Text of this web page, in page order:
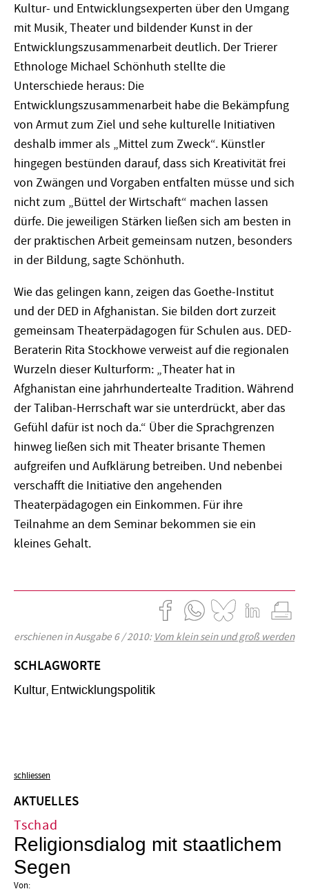
Kultur- und Entwicklungsexperten über den Umgang
mit Musik, Theater und bildender Kunst in der
Entwicklungszusammenarbeit deutlich. Der Trierer
Ethnologe Michael Schönhuth stellte die
Unterschiede heraus: Die
Entwicklungszusammenarbeit habe die Bekämpfung
von Armut zum Ziel und sehe kulturelle Initiativen
deshalb immer als „Mittel zum Zweck“. Künstler
hingegen bestünden darauf, dass sich Kreativität frei
von Zwängen und Vorgaben entfalten müsse und sich
nicht zum „Büttel der Wirtschaft“ machen lassen
dürfe. Die jeweiligen Stärken ließen sich am besten in
der praktischen Arbeit gemeinsam nutzen, besonders
in der Bildung, sagte Schönhuth.
Wie das gelingen kann, zeigen das Goethe-Institut
und der DED in Afghanistan. Sie bilden dort zurzeit
gemeinsam Theaterpädagogen für Schulen aus. DED-
Beraterin Rita Stockhowe verweist auf die regionalen
Wurzeln dieser Kulturform: „Theater hat in
Afghanistan eine jahrhundertealte Tradition. Während
der Taliban-Herrschaft war sie unterdrückt, aber das
Gefühl dafür ist noch da.“ Über die Sprachgrenzen
hinweg ließen sich mit Theater brisante Themen
aufgreifen und Aufklärung betreiben. Und nebenbei
verschafft die Initiative den angehenden
Theaterpädagogen ein Einkommen. Für ihre
Teilnahme an dem Seminar bekommen sie ein
kleines Gehalt.
erschienen in Ausgabe 6 / 2010: Vom klein sein und groß werden
SCHLAGWORTE
Kultur Entwicklungspolitik
schliessen
AKTUELLES
Tschad
Religionsdialog mit staatlichem
Segen
Von: